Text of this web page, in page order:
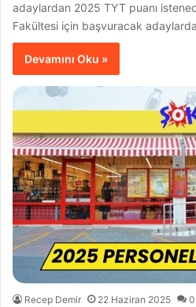
adaylardan 2025 TYT puanı
Fakültesi için başvuracak
Devamını Oku »
Recep Demir 22 Haziran 2025 0